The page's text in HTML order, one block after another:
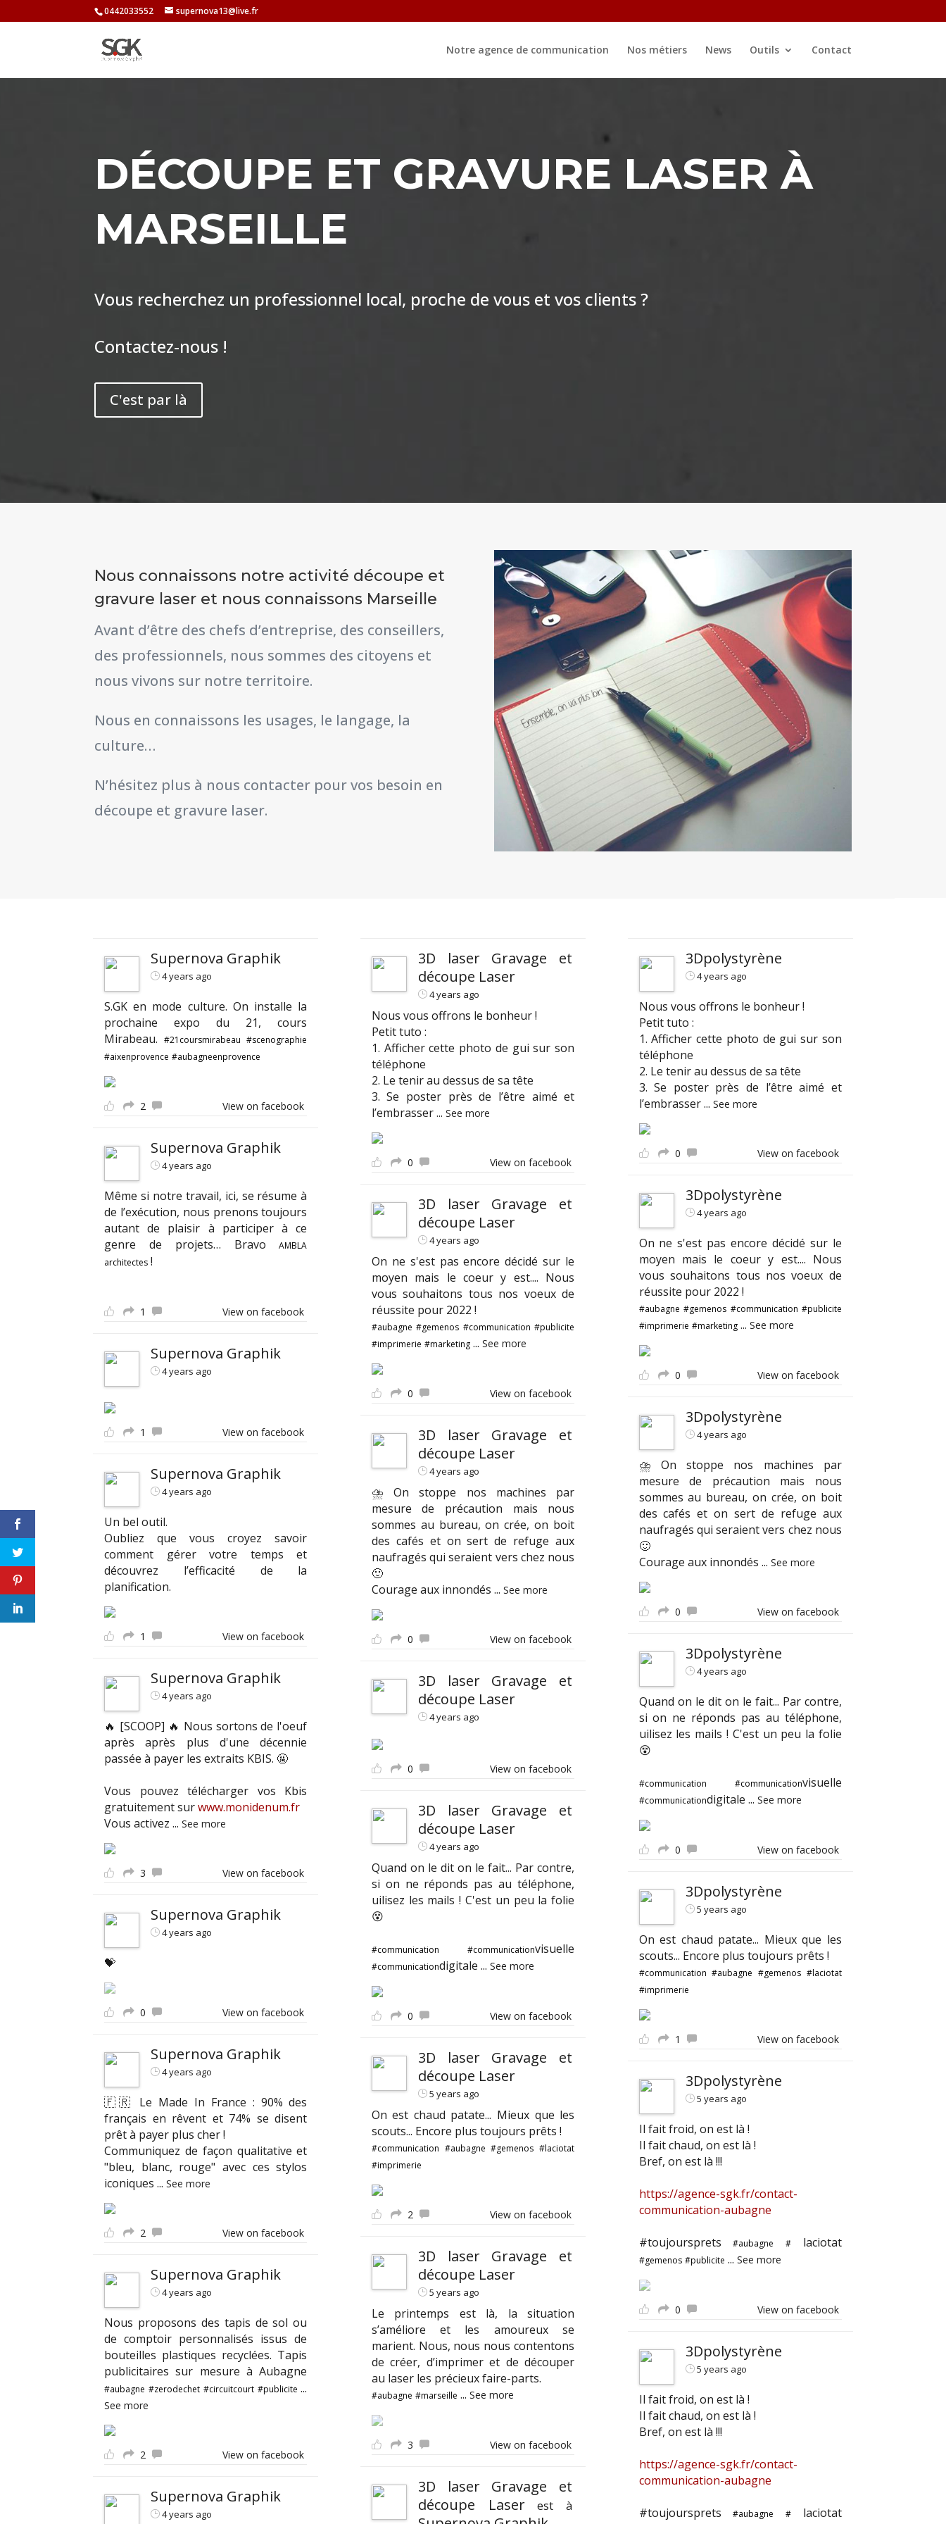
0442033552 supernova13@live.fr
Notre agence de communication Nos métiers News Outils Contact
DÉCOUPE ET GRAVURE LASER À
MARSEILLE
Vous recherchez un professionnel local, proche de vous et vos clients ?
Contactez-nous !
C'est par là
Nous connaissons notre activité découpe et
gravure laser et nous connaissons Marseille
Avant d’être des chefs d’entreprise, des conseillers,
des professionnels, nous sommes des citoyens et
nous vivons sur notre territoire.
Nous en connaissons les usages, le langage, la
culture…
N’hésitez plus à nous contacter pour vos besoin en
découpe et gravure laser.
Supernova Graphik
4 years ago
S.GK en mode culture. On installe la
prochaine expo du 21, cours
Mirabeau. #21coursmirabeau #scenographie
#aixenprovence #aubagneenprovence
2 View on facebook
Supernova Graphik
4 years ago
Même si notre travail, ici, se résume à
de l’exécution, nous prenons toujours
autant de plaisir à participer à ce
genre de projets… BravoAMBLA
architectes !
1 View on facebook
Supernova Graphik
4 years ago
1 View on facebook
Supernova Graphik
4 years ago
Un bel outil.
Oubliez que vous croyez savoir
comment gérer votre temps et
découvrez l’efficacité de la
planification.
1 View on facebook
Supernova Graphik
4 years ago
🔥 [SCOOP] 🔥 Nous sortons de l'oeuf
après après plus d'une décennie
passée à payer les extraits KBIS. 🤬
Vous pouvez télécharger vos Kbis
gratuitement surwww.monidenum.fr
Vous activez ... See more
3 View on facebook
Supernova Graphik
4 years ago
💝
0 View on facebook
Supernova Graphik
4 years ago
🇫🇷 Le Made In France : 90% des
français en rêvent et 74% se disent
prêt à payer plus cher !
Communiquez de façon qualitative et
"bleu, blanc, rouge" avec ces stylos
iconiques ... See more
2 View on facebook
Supernova Graphik
4 years ago
Nous proposons des tapis de sol ou
de comptoir personnalisés issus de
bouteilles plastiques recyclées. Tapis
publicitaires sur mesure à Aubagne
#aubagne #zerodechet #circuitcourt #publicite ...
See more
2 View on facebook
Supernova Graphik
4 years ago
3D laser Gravage et
découpe Laser
4 years ago
Nous vous offrons le bonheur !
Petit tuto :
1. Afficher cette photo de gui sur son
téléphone
2. Le tenir au dessus de sa tête
3. Se poster près de l’être aimé et
l’embrasser... See more
0 View on facebook
3D laser Gravage et
découpe Laser
4 years ago
On ne s'est pas encore décidé sur le
moyen mais le coeur y est.... Nous
vous souhaitons tous nos voeux de
réussite pour 2022 !
#aubagne #gemenos #communication #publicite
#imprimerie #marketing ... See more
0 View on facebook
3D laser Gravage et
découpe Laser
4 years ago
⛈ On stoppe nos machines par
mesure de précaution mais nous
sommes au bureau, on crée, on boit
des cafés et on sert de refuge aux
naufragés qui seraient vers chez nous
🙂
Courage aux innondés ... See more
0 View on facebook
3D laser Gravage et
découpe Laser
4 years ago
0 View on facebook
3D laser Gravage et
découpe Laser
4 years ago
Quand on le dit on le fait... Par contre,
si on ne réponds pas au téléphone,
uilisez les mails ! C'est un peu la folie
😵
#communication #communicationvisuelle
#communicationdigitale ... See more
0 View on facebook
3D laser Gravage et
découpe Laser
5 years ago
On est chaud patate... Mieux que les
scouts... Encore plus toujours prêts !
#communication #aubagne #gemenos #laciotat
#imprimerie
2 View on facebook
3D laser Gravage et
découpe Laser
5 years ago
Le printemps est là, la situation
s’améliore et les amoureux se
marient. Nous, nous nous contentons
de créer, d’imprimer et de découper
au laser les précieux faire-parts.
#aubagne #marseille ... See more
3 View on facebook
3D laser Gravage et
découpe Laserest à
3Dpolystyrène
4 years ago
Nous vous offrons le bonheur !
Petit tuto :
1. Afficher cette photo de gui sur son
téléphone
2. Le tenir au dessus de sa tête
3. Se poster près de l’être aimé et
l’embrasser... See more
0 View on facebook
3Dpolystyrène
4 years ago
On ne s'est pas encore décidé sur le
moyen mais le coeur y est.... Nous
vous souhaitons tous nos voeux de
réussite pour 2022 !
#aubagne #gemenos #communication #publicite
#imprimerie #marketing ... See more
0 View on facebook
3Dpolystyrène
4 years ago
⛈ On stoppe nos machines par
mesure de précaution mais nous
sommes au bureau, on crée, on boit
des cafés et on sert de refuge aux
naufragés qui seraient vers chez nous
🙂
Courage aux innondés ... See more
0 View on facebook
3Dpolystyrène
4 years ago
Quand on le dit on le fait... Par contre,
si on ne réponds pas au téléphone,
uilisez les mails ! C'est un peu la folie
😵
#communication #communicationvisuelle
#communicationdigitale ... See more
0 View on facebook
3Dpolystyrène
5 years ago
On est chaud patate... Mieux que les
scouts... Encore plus toujours prêts !
#communication #aubagne #gemenos #laciotat
#imprimerie
1 View on facebook
3Dpolystyrène
5 years ago
Il fait froid, on est là !
Il fait chaud, on est là !
Bref, on est là !!!
https://agence-sgk.fr/contact-
communication-aubagne
#toujoursprets#aubagne # laciotat
#gemenos #publicite ... See more
0 View on facebook
3Dpolystyrène
5 years ago
Il fait froid, on est là !
Il fait chaud, on est là !
Bref, on est là !!!
https://agence-sgk.fr/contact-
communication-aubagne
#toujoursprets#aubagne #
laciotat